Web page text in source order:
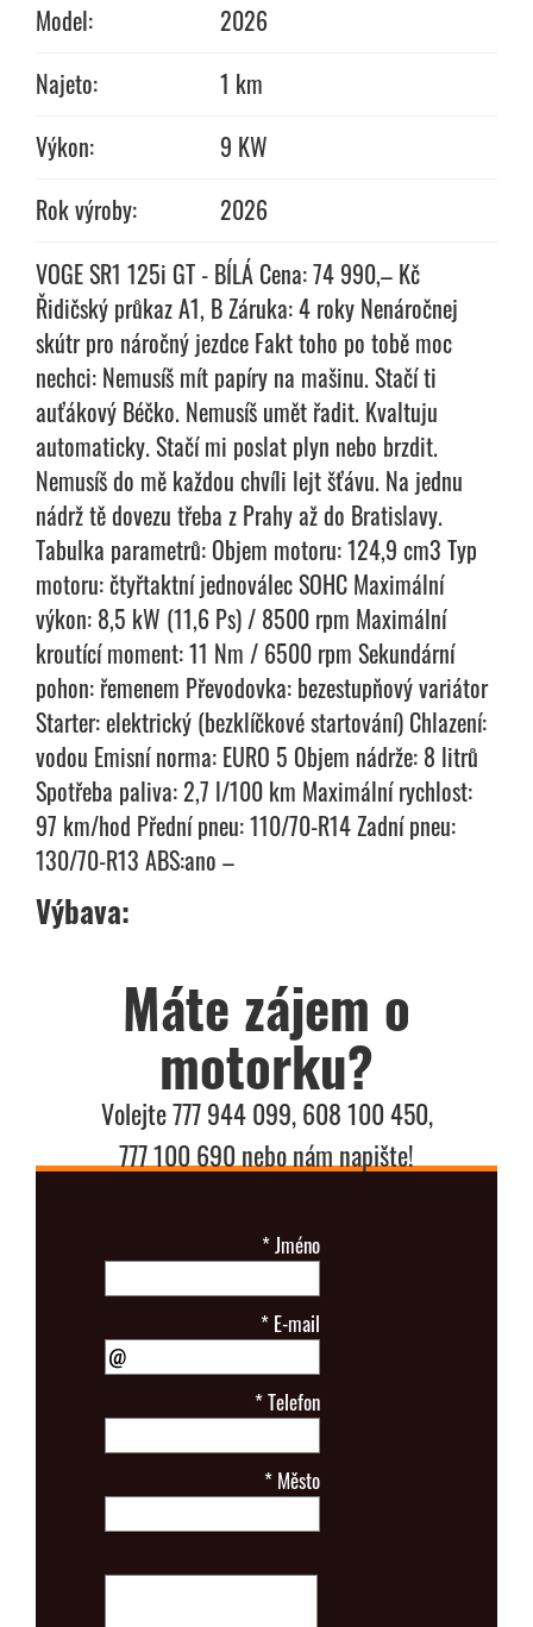
Model:
2026
Najeto:
1 km
Výkon:
9 KW
Rok výroby:
2026
VOGE SR1 125i GT - BÍLÁ Cena: 74 990,– Kč
Řidičský průkaz A1, B Záruka: 4 roky Nenáročnej
skútr pro náročný jezdce Fakt toho po tobě moc
nechci: Nemusíš mít papíry na mašinu. Stačí ti
auťákový Béčko. Nemusíš umět řadit. Kvaltuju
automaticky. Stačí mi poslat plyn nebo brzdit.
Nemusíš do mě každou chvíli lejt šťávu. Na jednu
nádrž tě dovezu třeba z Prahy až do Bratislavy.
Tabulka parametrů: Objem motoru: 124,9 cm3 Typ
motoru: čtyřtaktní jednoválec SOHC Maximální
výkon: 8,5 kW (11,6 Ps) / 8500 rpm Maximální
kroutící moment: 11 Nm / 6500 rpm Sekundární
pohon: řemenem Převodovka: bezestupňový variátor
Starter: elektrický (bezklíčkové startování) Chlazení:
vodou Emisní norma: EURO 5 Objem nádrže: 8 litrů
Spotřeba paliva: 2,7 l/100 km Maximální rychlost:
97 km/hod Přední pneu: 110/70-R14 Zadní pneu:
130/70-R13 ABS:ano –
Výbava:
Máte zájem o
motorku?
Volejte 777 944 099, 608 100 450,
777 100 690 nebo nám napište!
*Jméno
* E-mail
*Telefon
* Město